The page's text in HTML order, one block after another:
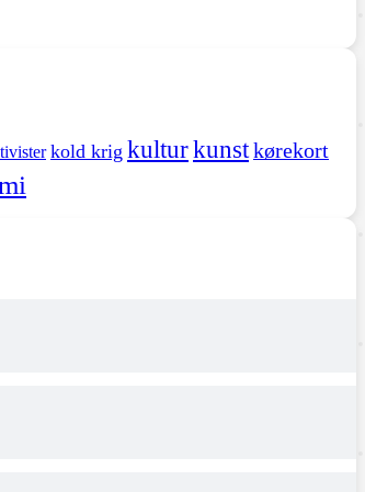
kold krig kulturkunstkørekort